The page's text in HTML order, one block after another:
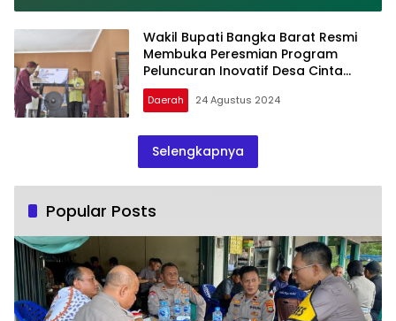
Wakil Bupati Bangka Barat Resmi
Membuka Peresmian Program
Peluncuran Inovatif Desa Cinta
Statistik(Cantik)
Daerah 24 Agustus 2024
Selengkapnya
Popular Posts